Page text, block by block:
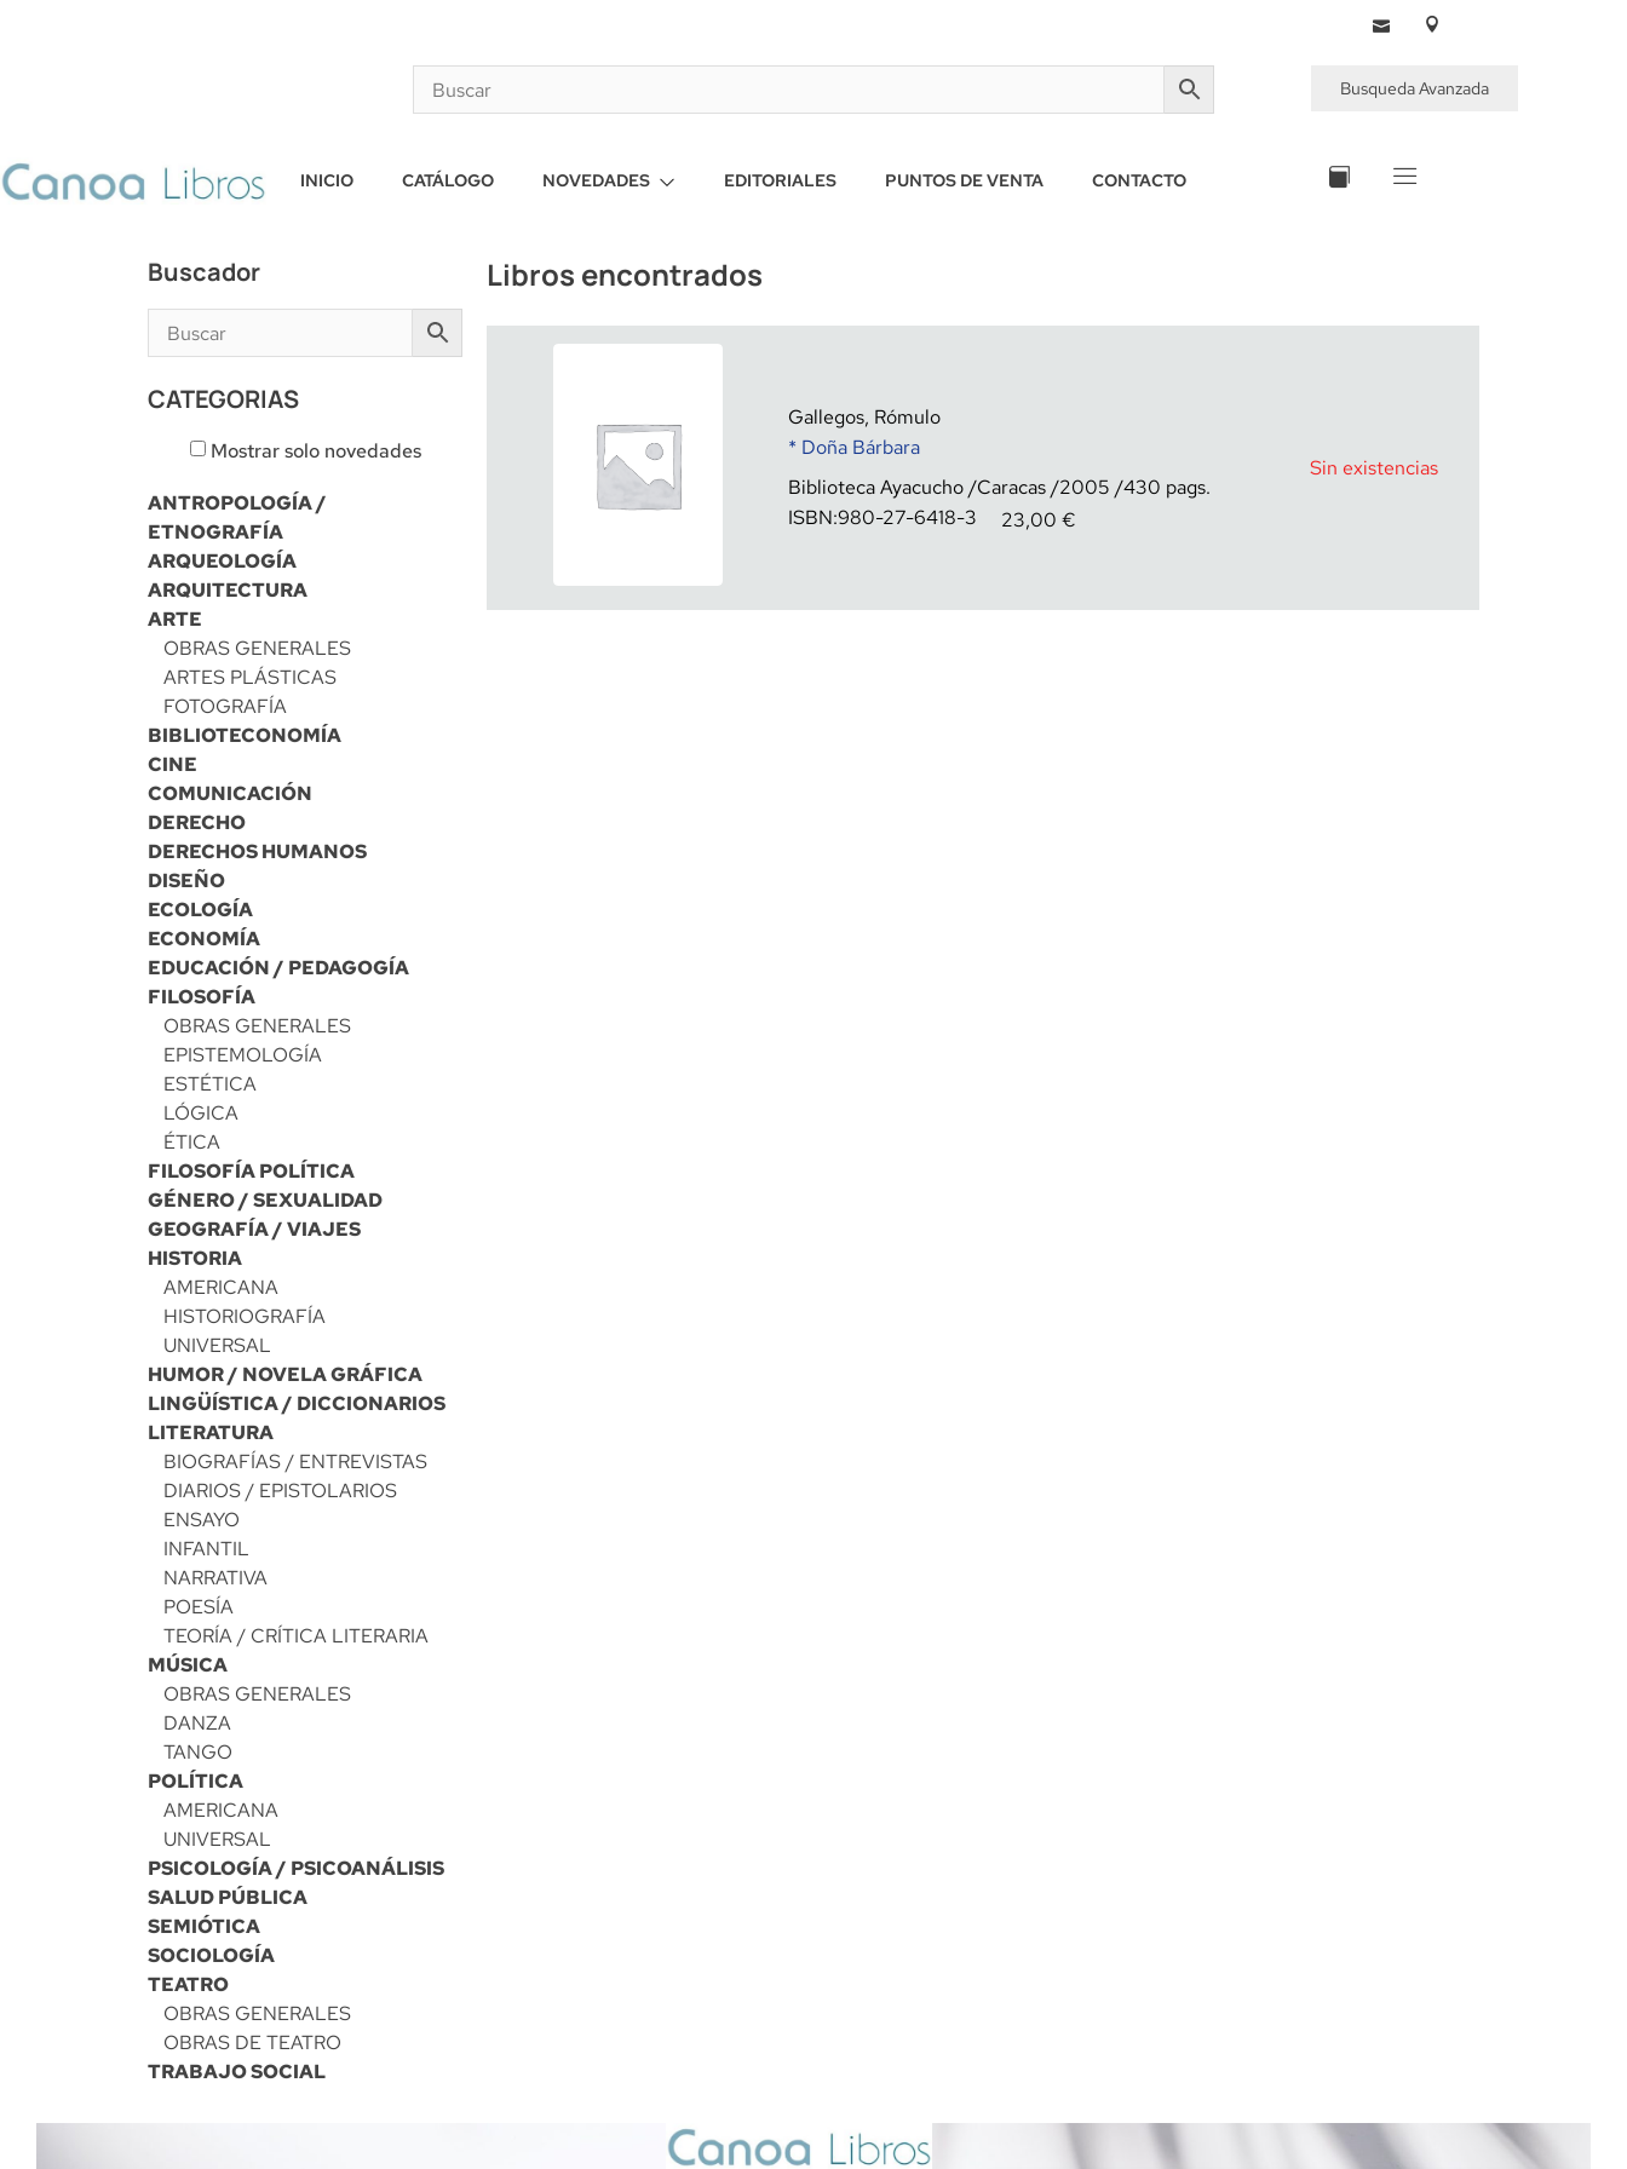
Busqueda Avanzada
INICIO CATÁLOGO NOVEDADES EDITORIALES PUNTOS DE VENTA CONTACTO
Buscador
CATEGORIAS
Mostrar solo novedades
ANTROPOLOGÍA /
ETNOGRAFÍA
ARQUEOLOGÍA
ARQUITECTURA
ARTE
OBRAS GENERALES
ARTES PLÁSTICAS
FOTOGRAFÍA
BIBLIOTECONOMÍA
CINE
COMUNICACIÓN
DERECHO
DERECHOS HUMANOS
DISEÑO
ECOLOGÍA
ECONOMÍA
EDUCACIÓN / PEDAGOGÍA
FILOSOFÍA
OBRAS GENERALES
EPISTEMOLOGÍA
ESTÉTICA
LÓGICA
ÉTICA
FILOSOFÍA POLÍTICA
GÉNERO / SEXUALIDAD
GEOGRAFÍA / VIAJES
HISTORIA
AMERICANA
HISTORIOGRAFÍA
UNIVERSAL
HUMOR / NOVELA GRÁFICA
LINGÜÍSTICA / DICCIONARIOS
LITERATURA
BIOGRAFÍAS / ENTREVISTAS
DIARIOS / EPISTOLARIOS
ENSAYO
INFANTIL
NARRATIVA
POESÍA
TEORÍA / CRÍTICA LITERARIA
MÚSICA
OBRAS GENERALES
DANZA
TANGO
POLÍTICA
AMERICANA
UNIVERSAL
PSICOLOGÍA / PSICOANÁLISIS
SALUD PÚBLICA
SEMIÓTICA
SOCIOLOGÍA
TEATRO
OBRAS GENERALES
OBRAS DE TEATRO
TRABAJO SOCIAL
Libros encontrados
Gallegos, Rómulo
* Doña Bárbara
Biblioteca Ayacucho Caracas 2005 430
ISBN:980-27-6418-3 23,00 €
Sin existencias